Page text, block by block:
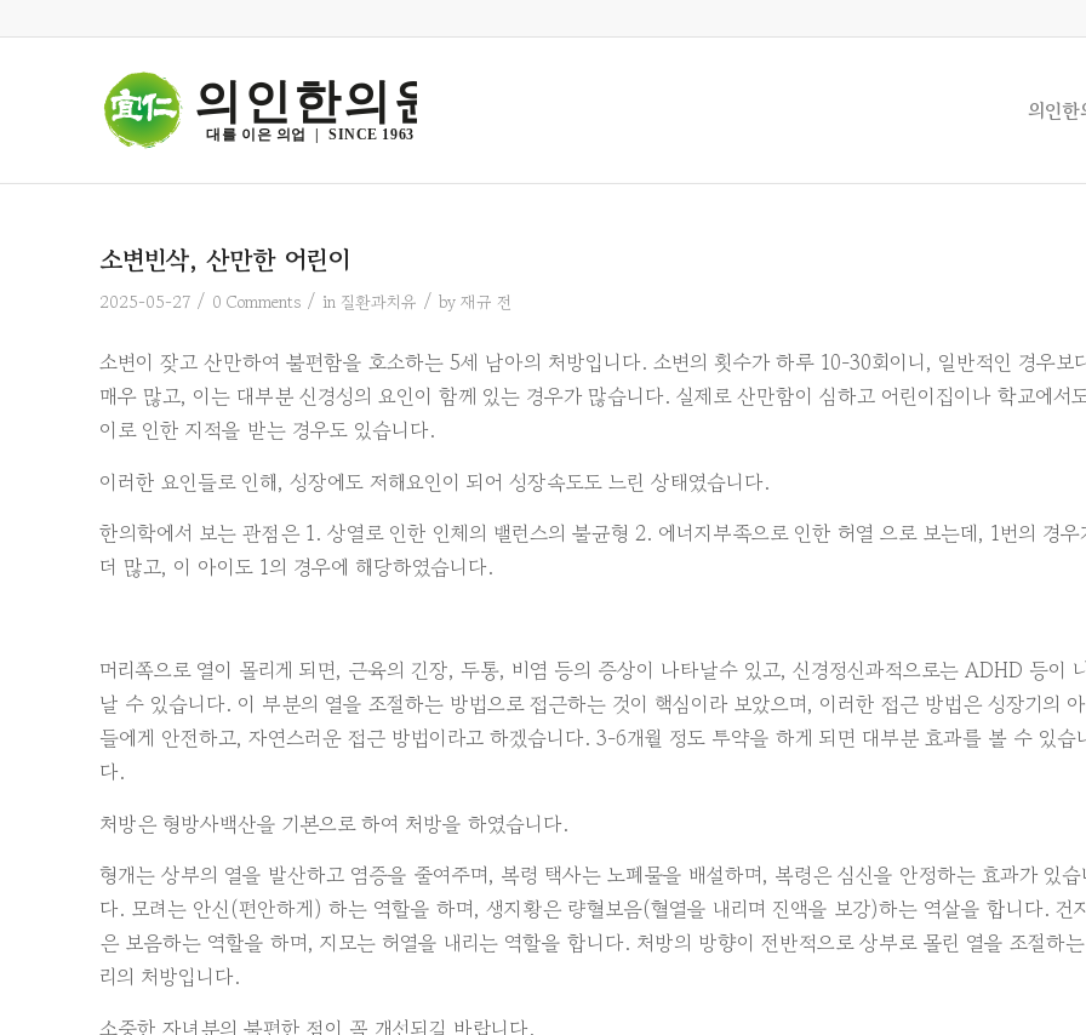
의인한의원
대를 이은 의업  |  SINCE 1963
의인한
소변빈삭, 산만한 어린이
2025-05-27 / 0 Comments / in 질환과치유 / by 재규 전
소변이 잦고 산만하여 불편함을 호소하는 5세 남아의 처방입니다. 소변의 횟수가 하루 10-30회이니, 일반적인 경우보
매우 많고, 이는 대부분 신경성의 요인이 함께 있는 경우가 많습니다. 실제로 산만함이 심하고 어린이집이나 학교에서
이로 인한 지적을 받는 경우도 있습니다.
이러한 요인들로 인해, 성장에도 저해요인이 되어 성장속도도 느린 상태였습니다.
한의학에서 보는 관점은 1. 상열로 인한 인체의 밸런스의 불균형 2. 에너지부족으로 인한 허열 으로 보는데, 1번의 경우
더 많고, 이 아이도 1의 경우에 해당하였습니다.
머리쪽으로 열이 몰리게 되면, 근육의 긴장, 두통, 비염 등의 증상이 나타날수 있고, 신경정신과적으로는 ADHD 등이
날 수 있습니다. 이 부분의 열을 조절하는 방법으로 접근하는 것이 핵심이라 보았으며, 이러한 접근 방법은 성장기의
들에게 안전하고, 자연스러운 접근 방법이라고 하겠습니다. 3-6개월 정도 투약을 하게 되면 대부분 효과를 볼 수 있습
다.
처방은 형방사백산을 기본으로 하여 처방을 하였습니다.
형개는 상부의 열을 발산하고 염증을 줄여주며, 복령 택사는 노폐물을 배설하며, 복령은 심신을 안정하는 효과가 있습
다. 모려는 안신(편안하게) 하는 역할을 하며, 생지황은 량혈보음(혈열을 내리며 진액을 보강)하는 역살을 합니다. 건
은 보음하는 역할을 하며, 지모는 허열을 내리는 역할을 합니다. 처방의 방향이 전반적으로 상부로 몰린 열을 조절하
리의 처방입니다.
소중한 자녀분의 불편한 점이 꼭 개선되길 바랍니다.